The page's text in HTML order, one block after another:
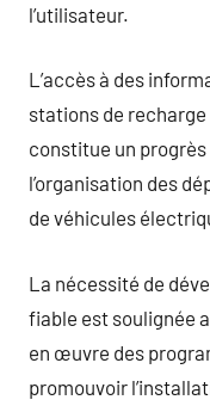
l’utilisateur.
L’accès à des
stations de
constitue un
l’organisation des
de véhicules
La nécessité de
fiable est soulignée
en œuvre des
promouvoir